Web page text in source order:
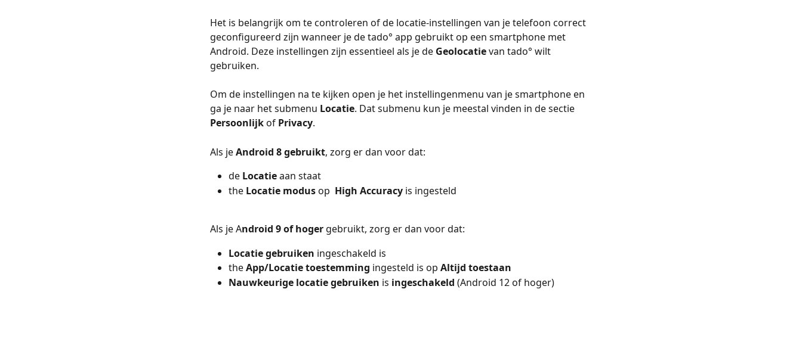
Het is belangrijk om te controleren of de locatie-instellingen van je telefoon correct
geconfigureerd zijn wanneer je de tado° app gebruikt op een smartphone met
Android. Deze instellingen zijn essentieel als je de Geolocatie van tado° wilt
gebruiken.
Om de instellingen na te kijken open je het instellingenmenu van je smartphone en
ga je naar het submenu Locatie. Dat submenu kun je meestal vinden in de sectie
Persoonlijk of Privacy.
Als je Android 8 gebruikt, zorg er dan voor dat:
de Locatie aan staat
the Locatie modus op High Accuracy is ingesteld
Als je Android 9 of hoger gebruikt, zorg er dan voor dat:
Locatie gebruiken ingeschakeld is
the App/Locatie toestemming ingesteld is op Altijd toestaan
Nauwkeurige locatie gebruiken is ingeschakeld (Android 12 of hoger)